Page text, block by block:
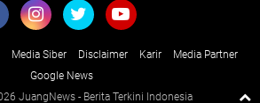
Media Siber Disclaimer Karir
Media Partner
Google News
JuangNews - Berita Terkini Indonesia